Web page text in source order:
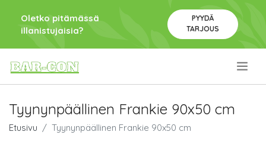
Oletko pitämässä
illanistujaisia?
PYYDÄ
TARJOUS
Tyynynpäällinen Frankie 90x50 cm
Etusivu Tyynynpäällinen Frankie 90x50 cm